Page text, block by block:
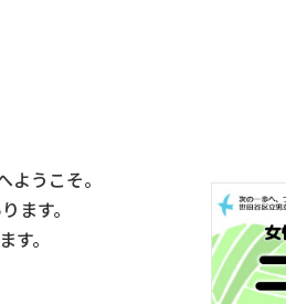
うこそ。
ます。
。